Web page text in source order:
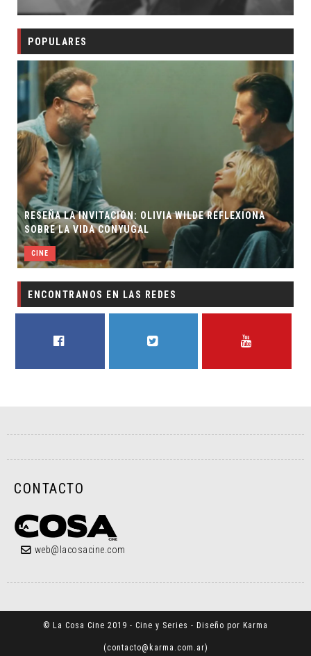
POPULARES
RESEÑA LA INVITACIÓN: OLIVIA WILDE REFLEXIONA
SOBRE LA VIDA CONYUGAL
CINE
ENCONTRANOS EN LAS REDES
CONTACTO
web@lacosacine.com
© La Cosa Cine 2019 - Cine y Series - Diseño por Karma
(contacto@karma.com.ar)